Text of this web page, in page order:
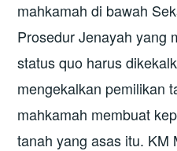
mahkamah di bawah
Prosedur Jenayah yang
status quo harus
mengekalkan pemilikan
mahkamah membuat
tanah yang asas itu. KM